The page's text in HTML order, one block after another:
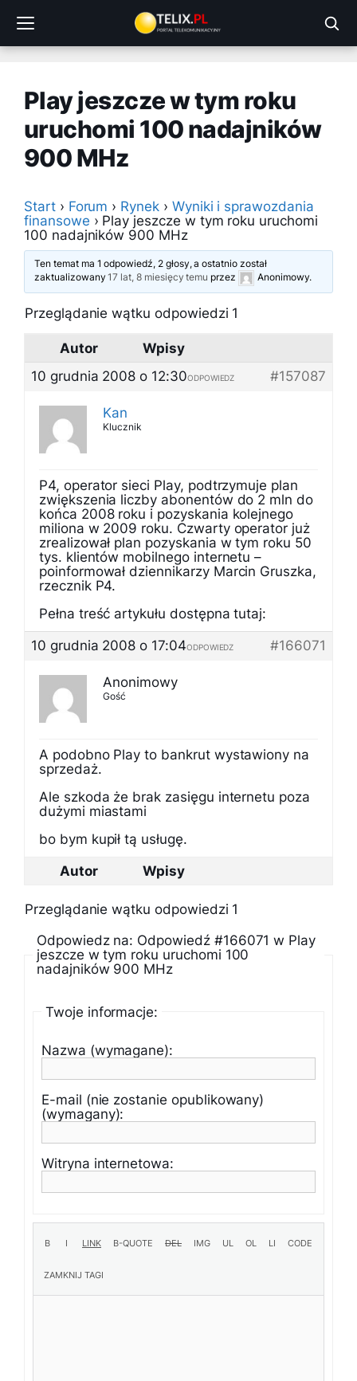
treści
Play jeszcze w tym roku
uruchomi 100 nadajników
900 MHz
Start › Forum › Rynek › Wyniki i sprawozdania
finansowe › Play jeszcze w tym roku uruchomi
100 nadajników 900 MHz
Ten temat ma 1 odpowiedź, 2 głosy, a ostatnio został
zaktualizowany17 lat, 8 miesięcy temu przez Anonimowy.
Przeglądanie wątku odpowiedzi 1
Autor
Wpisy
10 grudnia 2008 o 12:30
#157087
ODPOWIEDZ
Kan
Klucznik
P4, operator sieci Play, podtrzymuje plan
zwiększenia liczby abonentów do 2 mln do
końca 2008 roku i pozyskania kolejnego
miliona w 2009 roku. Czwarty operator już
zrealizował plan pozyskania w tym roku 50
tys. klientów mobilnego internetu –
poinformował dziennikarzy Marcin Gruszka,
rzecznik P4.
Pełna treść artykułu dostępna tutaj:
10 grudnia 2008 o 17:04
#166071
ODPOWIEDZ
Anonimowy
Gość
A podobno Play to bankrut wystawiony na
sprzedaż.
Ale szkoda że brak zasięgu internetu poza
dużymi miastami
bo bym kupił tą usługę.
Autor
Wpisy
Przeglądanie wątku odpowiedzi 1
Odpowiedz na: Odpowiedź #166071 w Play
jeszcze w tym roku uruchomi 100
nadajników 900 MHz
Twoje informacje:
Nazwa (wymagane):
E-mail (nie zostanie opublikowany)
(wymagany):
Witryna internetowa: